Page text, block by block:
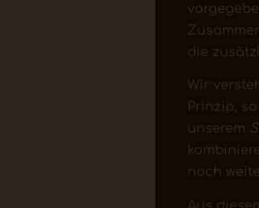
die
Wir
Prinzip,
unserem
noch